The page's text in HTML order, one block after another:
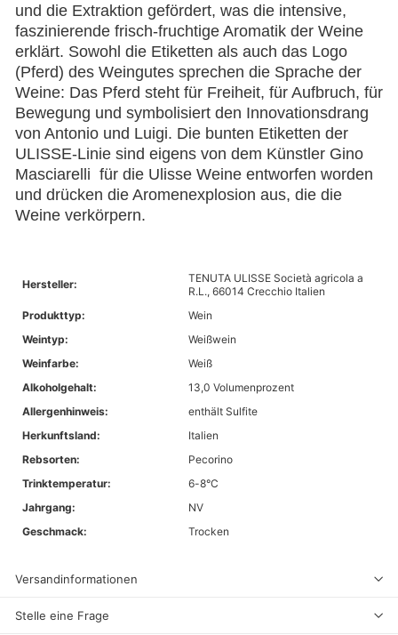
und die Extraktion gefördert, was die intensive,
faszinierende frisch-fruchtige Aromatik der Weine
erklärt. Sowohl die Etiketten als auch das Logo
(Pferd) des Weingutes sprechen die Sprache der
Weine: Das Pferd steht für Freiheit, für Aufbruch, für
Bewegung und symbolisiert den Innovationsdrang
von Antonio und Luigi. Die bunten Etiketten der
ULISSE-Linie sind eigens von dem Künstler Gino
Masciarelli für die Ulisse Weine entworfen worden
und drücken die Aromenexplosion aus, die die
Weine verkörpern.
Hersteller:
TENUTA ULISSE Società agricola a
R.L., 66014 Crecchio Italien
Produkttyp:
Wein
Weintyp:
Weißwein
Weinfarbe:
Weiß
Alkoholgehalt:
13,0 Volumenprozent
Allergenhinweis:
enthält Sulfite
Herkunftsland:
Italien
Rebsorten:
Pecorino
Trinktemperatur:
6-8°C
Jahrgang:
NV
Geschmack:
Trocken
Versandinformationen
Stelle eine Frage